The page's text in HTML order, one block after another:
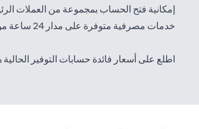
إمكانية فتح الحساب بمجموعة من العملات
خدمات مصرفية متوفرة على مدار 24 ساعة من خلال Citiphone، وخدمات سيتي بنك المصرفية
اطلع على أسعار فائدة حسابات التوفير الحالية